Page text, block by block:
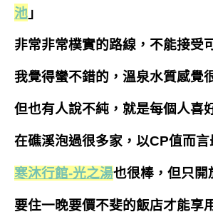
池 」
非常非常樸實的路線，不能接受
我覺得蠻不錯的，溫泉水質感覺
但也有人說不純，就是每個人喜
在礁溪泡過很多家，以CP值而言
寒沐行館-光之湯也很棒，但只開
要住一晚要價不斐的飯店才能享